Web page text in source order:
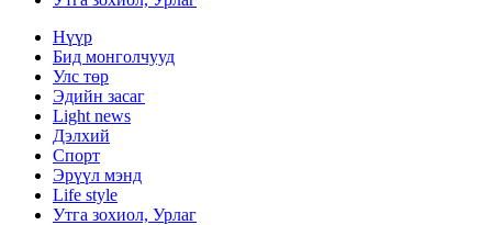
Нүүр
Бид монголчууд
Улс төр
Эдийн засаг
Light news
Дэлхий
Спорт
Эрүүл мэнд
Life style
Утга зохиол, Урлаг